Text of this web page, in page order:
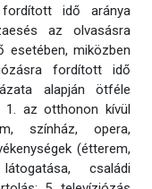
idő aránya
az olvasásra
esetében, miközben
fordított idő
alapján ötféle
1. az otthonon kívül
színház, opera,
(étterem,
családi